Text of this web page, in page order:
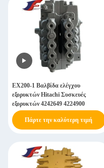
EX200-1 Βαλβίδα ελέγχου
εξορυκτών Hitachi Συσκευές
εξορυκτών 4242649 4224900
Πάρτε την καλύτερη τιμή